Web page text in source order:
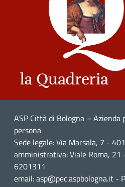
ASP Città di Bologna – Azienda
persona
Sede legale: Via Marsala, 7 -
amministrativa: Viale Roma, 21
6201311
email: asp@pec.aspbologna.it -